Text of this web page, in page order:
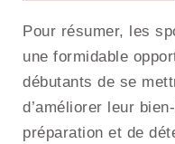
Pour résumer, les
une formidable
débutants de se
d’améliorer leur
préparation et de